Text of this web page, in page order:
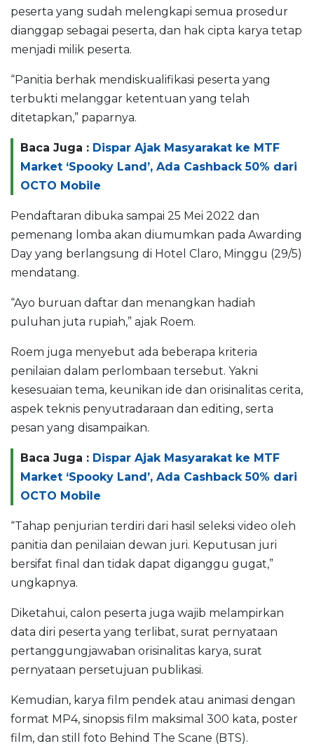
peserta yang sudah melengkapi semua prosedur
dianggap sebagai peserta, dan hak cipta karya tetap
menjadi milik peserta.
“Panitia berhak mendiskualifikasi peserta yang
terbukti melanggar ketentuan yang telah
ditetapkan,” paparnya.
Baca Juga : Dispar Ajak Masyarakat ke MTF
Market ‘Spooky Land’, Ada Cashback 50% dari
OCTO Mobile
Pendaftaran dibuka sampai 25 Mei 2022 dan
pemenang lomba akan diumumkan pada Awarding
Day yang berlangsung di Hotel Claro, Minggu (29/5)
mendatang.
“Ayo buruan daftar dan menangkan hadiah
puluhan juta rupiah,” ajak Roem.
Roem juga menyebut ada beberapa kriteria
penilaian dalam perlombaan tersebut. Yakni
kesesuaian tema, keunikan ide dan orisinalitas cerita,
aspek teknis penyutradaraan dan editing, serta
pesan yang disampaikan.
Baca Juga : Dispar Ajak Masyarakat ke MTF
Market ‘Spooky Land’, Ada Cashback 50% dari
OCTO Mobile
“Tahap penjurian terdiri dari hasil seleksi video oleh
panitia dan penilaian dewan juri. Keputusan juri
bersifat final dan tidak dapat diganggu gugat,”
ungkapnya.
Diketahui, calon peserta juga wajib melampirkan
data diri peserta yang terlibat, surat pernyataan
pertanggungjawaban orisinalitas karya, surat
pernyataan persetujuan publikasi.
Kemudian, karya film pendek atau animasi dengan
format MP4, sinopsis film maksimal 300 kata, poster
film, dan still foto Behind The Scane (BTS).